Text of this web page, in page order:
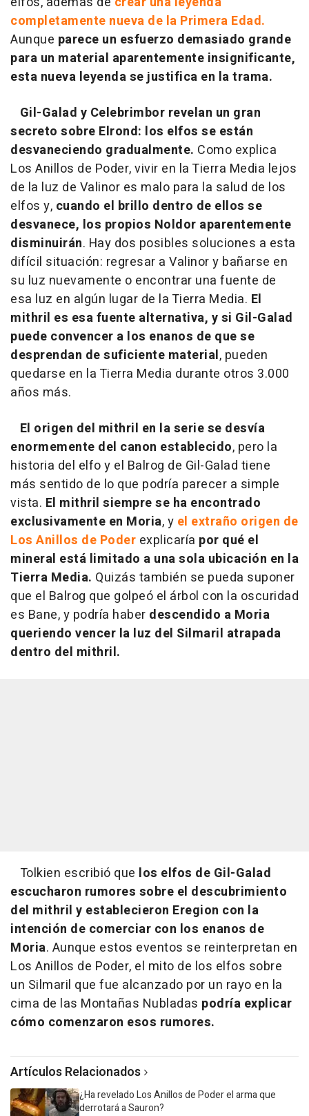
completamente nueva de la Primera Edad.
Aunque parece un esfuerzo demasiado grande
para un material aparentemente insignificante,
esta nueva leyenda se justifica en la trama.
Gil-Galad y Celebrimbor revelan un gran
secreto sobre Elrond: los elfos se están
desvaneciendo gradualmente. Como explica
Los Anillos de Poder, vivir en la Tierra Media lejos
de la luz de Valinor es malo para la salud de los
elfos y, cuando el brillo dentro de ellos se
desvanece, los propios Noldor aparentemente
disminuirán. Hay dos posibles soluciones a esta
difícil situación: regresar a Valinor y bañarse en
su luz nuevamente o encontrar una fuente de
esa luz en algún lugar de la Tierra Media. El
mithril es esa fuente alternativa, y si Gil-Galad
puede convencer a los enanos de que se
desprendan de suficiente material, pueden
quedarse en la Tierra Media durante otros 3.000
años más.
El origen del mithril en la serie se desvía
enormemente del canon establecido, pero la
historia del elfo y el Balrog de Gil-Galad tiene
más sentido de lo que podría parecer a simple
vista. El mithril siempre se ha encontrado
exclusivamente en Moria, y el extraño origen de
Los Anillos de Poder explicaría por qué el
mineral está limitado a una sola ubicación en la
Tierra Media. Quizás también se pueda suponer
que el Balrog que golpeó el árbol con la oscuridad
es Bane, y podría haber descendido a Moria
queriendo vencer la luz del Silmaril atrapada
dentro del mithril.
Tolkien escribió que los elfos de Gil-Galad
escucharon rumores sobre el descubrimiento
del mithril y establecieron Eregion con la
intención de comerciar con los enanos de
Moria. Aunque estos eventos se reinterpretan en
Los Anillos de Poder, el mito de los elfos sobre
un Silmaril que fue alcanzado por un rayo en la
cima de las Montañas Nubladas podría explicar
cómo comenzaron esos rumores.
Artículos Relacionados
¿Ha revelado Los Anillos de Poder el arma que
derrotará a Sauron?